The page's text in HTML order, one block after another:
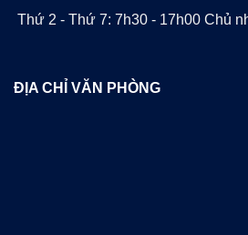
Thứ 2 - Thứ 7: 7h30 - 17h00 Chủ
ĐỊA CHỈ VĂN PHÒNG